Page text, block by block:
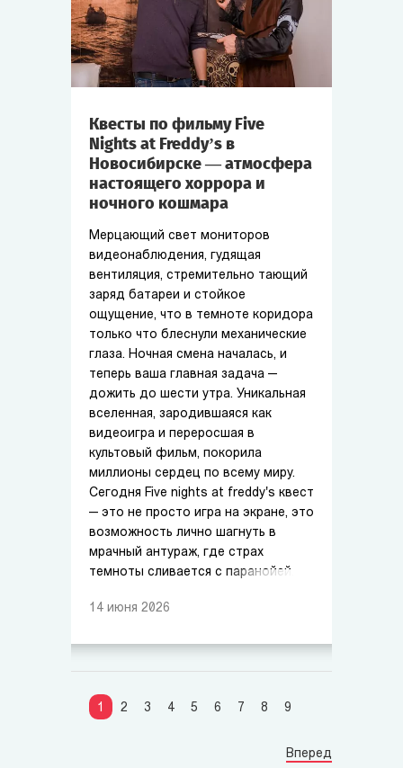
Квесты по фильму Five
Nights at Freddy’s в
Новосибирске — атмосфера
настоящего хоррора и
ночного кошмара
Мерцающий свет мониторов
видеонаблюдения, гудящая
вентиляция, стремительно тающий
заряд батареи и стойкое
ощущение, что в темноте коридора
только что блеснули механические
глаза. Ночная смена началась, и
теперь ваша главная задача —
дожить до шести утра. Уникальная
вселенная, зародившаяся как
видеоигра и переросшая в
культовый фильм, покорила
миллионы сердец по всему миру.
Сегодня Five nights at freddy's квест
— это не просто игра на экране, это
возможность лично шагнуть в
мрачный антураж, где страх
темноты сливается с паранойей.
14 июня 2026
1 2 3 4 5 6 7 8 9
Вперед